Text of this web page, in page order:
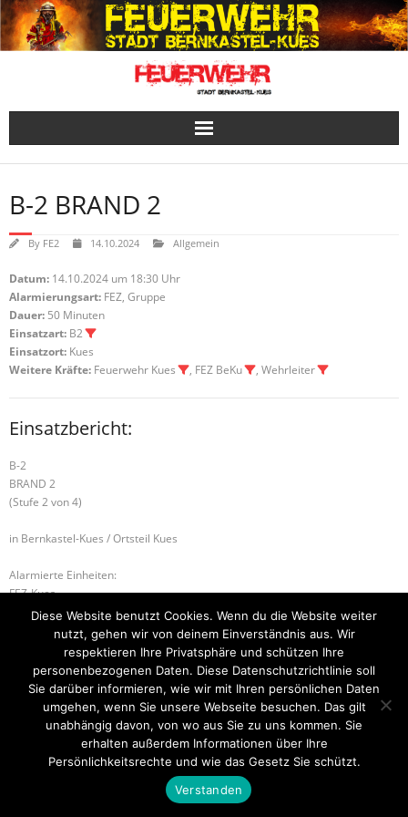
Skip
to
content
B-2 BRAND 2
By FE2 14.10.2024 Allgemein
Datum: 14.10.2024 um 18:30 Uhr
Alarmierungsart: FEZ, Gruppe
Dauer: 50 Minuten
Einsatzart: B2
Einsatzort: Kues
Weitere Kräfte: Feuerwehr Kues , FEZ BeKu , Wehrleiter
Einsatzbericht:
B-2
BRAND 2
(Stufe 2 von 4)
in Bernkastel-Kues / Ortsteil Kues
Alarmierte Einheiten:
FEZ-Kues
BeKu WL
Kues-Gruppe
H-2 VERKERHSUNFALL H-2 VERKERHSUNFALL
Startseite Einsätze Mitglied werden Über uns
Kontakt
Think Up Themes Ltd . Powered by
Diese Website benutzt Cookies. Wenn du die Website weiter
nutzt, gehen wir von deinem Einverständnis aus. Wir
respektieren Ihre Privatsphäre und schützen Ihre
personenbezogenen Daten. Diese Datenschutzrichtlinie soll
Sie darüber informieren, wie wir mit Ihren persönlichen Daten
umgehen, wenn Sie unsere Webseite besuchen. Das gilt
unabhängig davon, von wo aus Sie zu uns kommen. Sie
erhalten außerdem Informationen über Ihre
Persönlichkeitsrechte und wie das Gesetz Sie schützt.
Verstanden